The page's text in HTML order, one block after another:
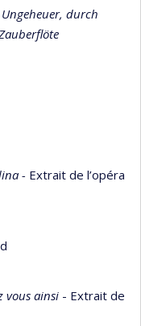
durch
- Extrait de l’opéra
vous ainsi - Extrait de